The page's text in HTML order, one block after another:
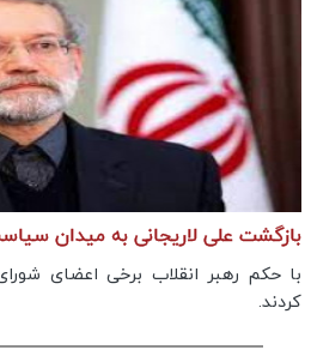
بازگشت علی لاریجانی به میدان
با حکم رهبر انقلاب برخی اعضای
کردند.